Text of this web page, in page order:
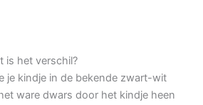
is het verschil?
je kindje in de bekende zwart-wit
ware dwars door het kindje heen